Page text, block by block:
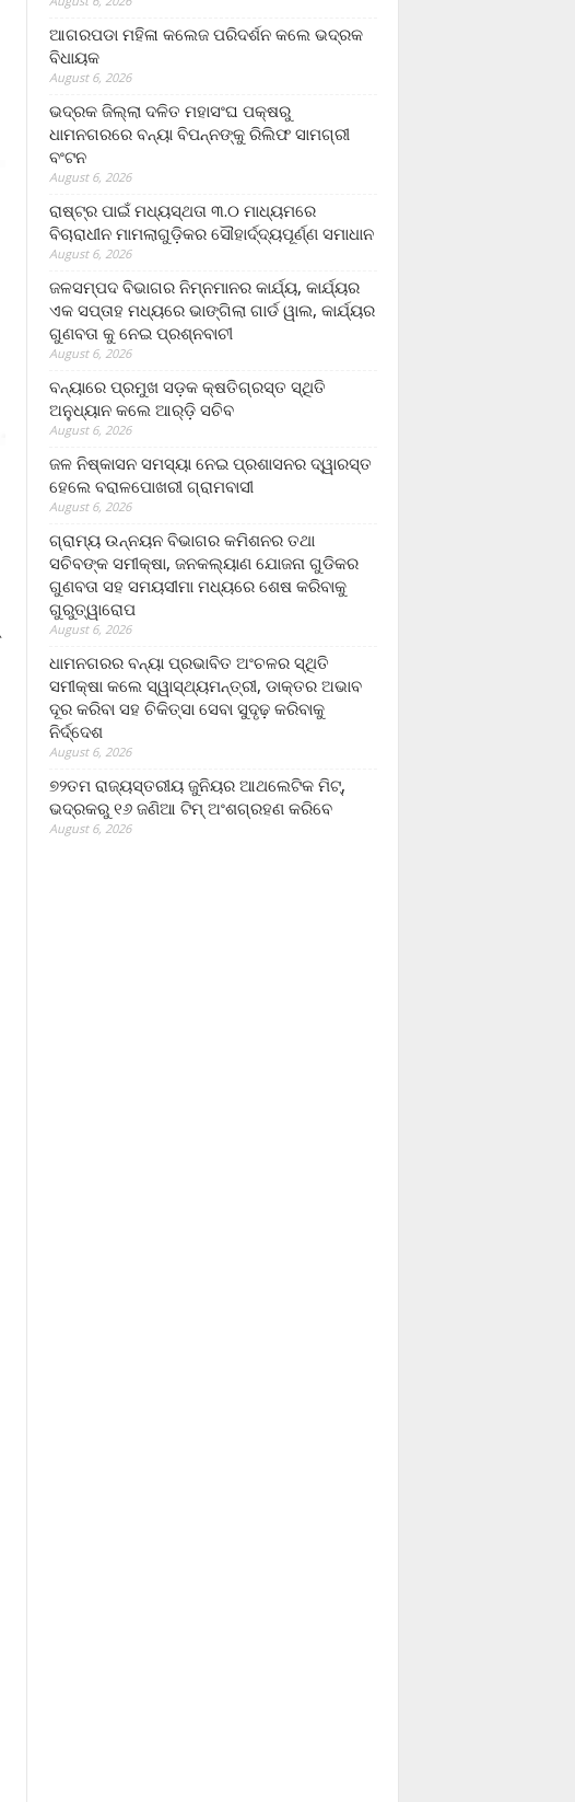
ଆଗରପଡା ମହିଳା କଲେଜ ପରିଦର୍ଶନ କଲେ ଭଦ୍ରକ
ବିଧାୟକ
August 6, 2026
ଭଦ୍ରକ ଜିଲ୍ଲା ଦଳିତ ମହାସଂଘ ପକ୍ଷରୁ
ଧାମନଗରରେ ବନ୍ୟା ବିପନ୍ନଙ୍କୁ ରିଲିଫ ସାମଗ୍ରୀ
ବଂଟନ
August 6, 2026
ରାଷ୍ଟ୍ର ପାଇଁ ମଧ୍ୟସ୍ଥତା ୩.୦ ମାଧ୍ୟମରେ
ବିଚାରାଧୀନ ମାମଲାଗୁଡ଼ିକର ସୌହାର୍ଦ୍ଦ୍ୟପୂର୍ଣ୍ଣ ସମାଧାନ
August 6, 2026
ଜଳସମ୍ପଦ ବିଭାଗର ନିମ୍ନମାନର କାର୍ଯ୍ୟ, କାର୍ଯ୍ୟର
ଏକ ସପ୍ତାହ ମଧ୍ୟରେ ଭାଙ୍ଗିଲା ଗାର୍ଡ ୱାଲ, କାର୍ଯ୍ୟର
ଗୁଣବତା କୁ ନେଇ ପ୍ରଶ୍ନବାଚୀ
August 6, 2026
ବନ୍ୟାରେ ପ୍ରମୁଖ ସଡ଼କ କ୍ଷତିଗ୍ରସ୍ତ ସ୍ଥିତି
ଅନୁଧ୍ୟାନ କଲେ ଆର୍‌ଡ଼ି ସଚିବ
August 6, 2026
ଜଳ ନିଷ୍କାସନ ସମସ୍ୟା ନେଇ ପ୍ରଶାସନର ଦ୍ୱାରସ୍ତ
ହେଲେ ବରାଳପୋଖରୀ ଗ୍ରାମବାସୀ
August 6, 2026
ଗ୍ରାମ୍ୟ ଉନ୍ନୟନ ବିଭାଗର କମିଶନର ତଥା
ସଚିବଙ୍କ ସମୀକ୍ଷା, ଜନକଲ୍ୟାଣ ଯୋଜନା ଗୁଡିକର
ଗୁଣବତା ସହ ସମୟସୀମା ମଧ୍ୟରେ ଶେଷ କରିବାକୁ
ଗୁରୁତ୍ୱାରୋପ
August 6, 2026
ଧାମନଗରର ବନ୍ୟା ପ୍ରଭାବିତ ଅଂଚଳର ସ୍ଥିତି
ସମୀକ୍ଷା କଲେ ସ୍ୱାସ୍ଥ୍ୟମନ୍ତ୍ରୀ, ଡାକ୍ତର ଅଭାବ
ଦୂର କରିବା ସହ ଚିକିତ୍ସା ସେବା ସୁଦୃଢ଼ କରିବାକୁ
ନିର୍ଦ୍ଦେଶ
August 6, 2026
୭୨ତମ ରାଜ୍ୟସ୍ତରୀୟ ଜୁନିୟର ଆଥଲେଟିକ ମିଟ୍‌,
ଭଦ୍ରକରୁ ୧୬ ଜଣିଆ ଟିମ୍ ଅଂଶଗ୍ରହଣ କରିବେ
August 6, 2026